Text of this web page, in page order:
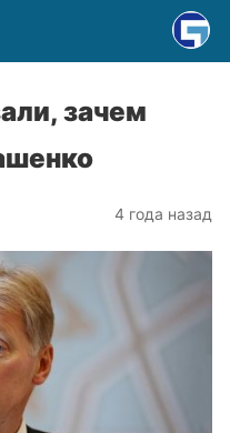
зачем
4 года назад